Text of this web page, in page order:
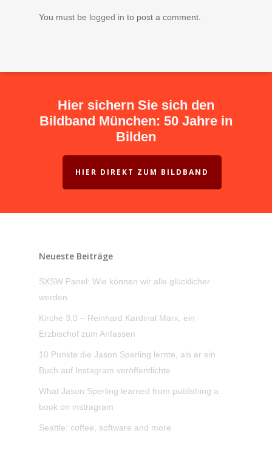
You must be logged in to post a comment.
Hier sichern Sie sich den
Bildband München: 50 Jahre in
Bilden
HIER DIREKT ZUM BILDBAND
Neueste Beiträge
SXSW Panel: Wie können wir alle glücklicher
werden
Kirche 3.0 – Reinhard Kardinal Marx, ein
Erzbischof zum Anfassen
10 Punkte die Jason Sperling lernte, als er ein
Buch auf Instagram veröffentlichte
What Jason Sperling learned from publishing a
book on instragram
Seattle: coffee, software and more